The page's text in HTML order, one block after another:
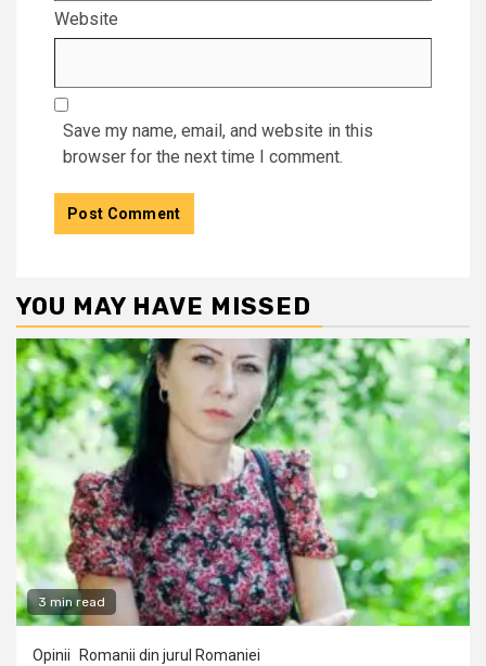
Website
Save my name, email, and website in this
browser for the next time I comment.
YOU MAY HAVE MISSED
3 min read
Opinii Romanii din jurul Romaniei